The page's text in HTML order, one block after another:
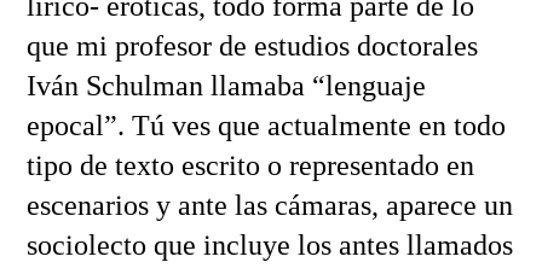
que mi profesor de estudios doctorales
Iván Schulman llamaba “lenguaje
epocal”. Tú ves que actualmente en todo
tipo de texto escrito o representado en
escenarios y ante las cámaras, aparece un
sociolecto que incluye los antes llamados